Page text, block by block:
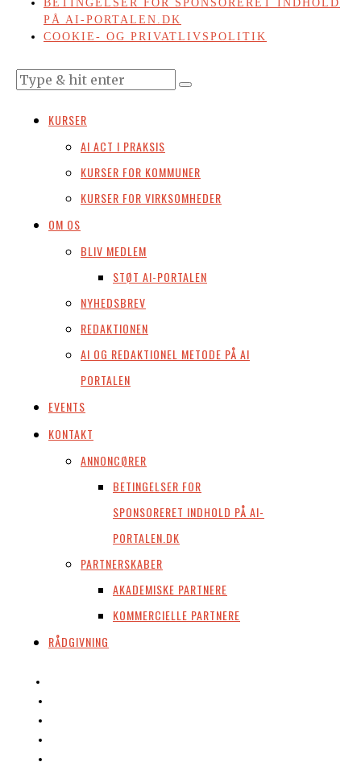
BETINGELSER FOR SPONSORERET INDHOLD
PÅ AI-PORTALEN.DK
COOKIE- OG PRIVATLIVSPOLITIK
KURSER
AI ACT I PRAKSIS
KURSER FOR KOMMUNER
KURSER FOR VIRKSOMHEDER
OM OS
BLIV MEDLEM
STØT AI-PORTALEN
NYHEDSBREV
REDAKTIONEN
AI OG REDAKTIONEL METODE PÅ AI
PORTALEN
EVENTS
KONTAKT
ANNONCØRER
BETINGELSER FOR
SPONSORERET INDHOLD PÅ AI-
PORTALEN.DK
PARTNERSKABER
AKADEMISKE PARTNERE
KOMMERCIELLE PARTNERE
RÅDGIVNING